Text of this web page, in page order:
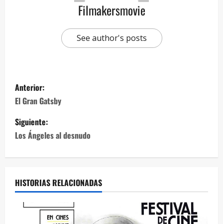
Filmakersmovie
See author's posts
Anterior:
El Gran Gatsby
Siguiente:
Los Ángeles al desnudo
HISTORIAS RELACIONADAS